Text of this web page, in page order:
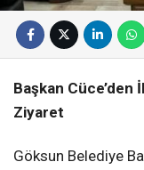
Başkan Cüce’den
Ziyaret
Göksun Belediye